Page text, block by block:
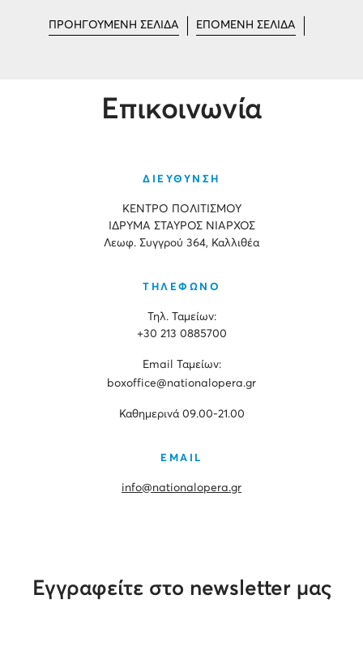
ΠΡΟΗΓΟΥΜΕΝΗ ΣΕΛΙΔΑ ΕΠΟΜΕΝΗ ΣΕΛΙΔΑ
Επικοινωνία
ΔΙΕΥΘΥΝΣΗ
ΚΕΝΤΡΟ ΠΟΛΙΤΙΣΜΟΥ
ΙΔΡΥΜΑ ΣΤΑΥΡΟΣ ΝΙΑΡΧΟΣ
Λεωφ. Συγγρού 364, Καλλιθέα
ΤΗΛΕΦΩΝΟ
Τηλ. Ταμείων:
+30 213 0885700
Εmail Ταμείων:
boxoffice@nationalopera.gr
Καθημερινά 09.00-21.00
EMAIL
info@nationalopera.gr
Εγγραφείτε στο newsletter μας